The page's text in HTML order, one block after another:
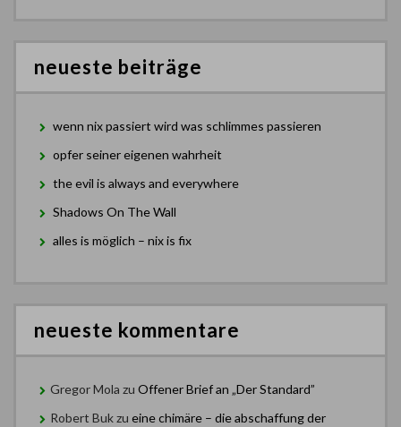
neueste beiträge
wenn nix passiert wird was schlimmes passieren
opfer seiner eigenen wahrheit
the evil is always and everywhere
Shadows On The Wall
alles is möglich – nix is fix
neueste kommentare
Gregor Mola zu Offener Brief an „Der Standard”
Robert Bukzu eine chimäre – die abschaffung der